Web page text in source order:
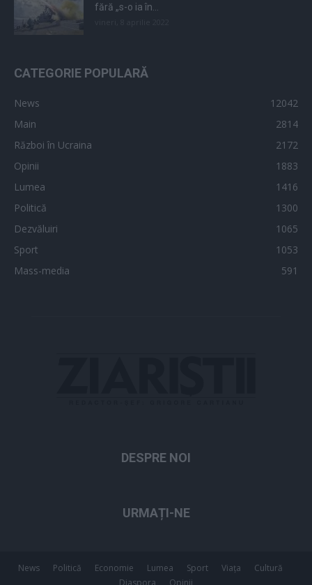
fără „s-o ia în...
CATEGORIE POPULARĂ
News
12042
Main
2814
Război în Ucraina
2172
Opinii
1883
Lumea
1416
Politică
1300
Dezvăluiri
1065
Sport
1053
Mass-media
591
DESPRE NOI
URMAȚI-NE
News Politică Economie Lumea Sport Viața
Cultură
Diaspora
Opinii